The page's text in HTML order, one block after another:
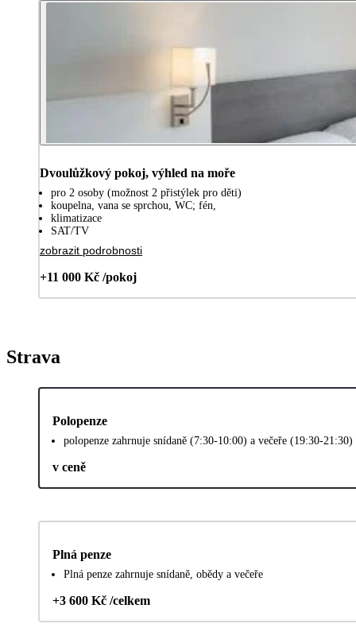
Dvoulůžkový pokoj, výhled na moře
pro 2 osoby (možnost 2 přistýlek pro děti)
koupelna, vana se sprchou, WC; fén,
klimatizace
SAT/TV
zobrazit podrobnosti
+11 000 Kč /pokoj
Strava
Polopenze
polopenze zahrnuje snídaně (7:30-10:00) a večeře (19:30-
v ceně
Plná penze
Plná penze zahrnuje snídaně, obědy a večeře
+3 600 Kč /celkem